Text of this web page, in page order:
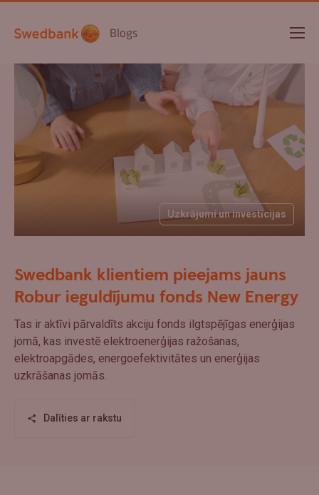
Blogs
Uzkrājumi un investīcijas
Swedbank klientiem pieejams jauns
Robur ieguldījumu fonds New Energy
Tas ir aktīvi pārvaldīts akciju fonds ilgtspējīgas enerģijas
jomā, kas investē elektroenerģijas ražošanas,
elektroapgādes, energoefektivitātes un enerģijas
uzkrāšanas jomās.
Dalīties ar rakstu